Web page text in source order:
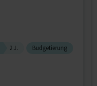
2 J.
Budgetierung